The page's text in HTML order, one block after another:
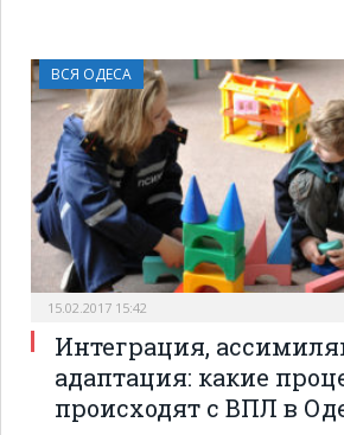
ВСЯ ОДЕСА
15.02.2017 15:42
Интеграция,
адаптация: какие
происходят с ВПЛ в